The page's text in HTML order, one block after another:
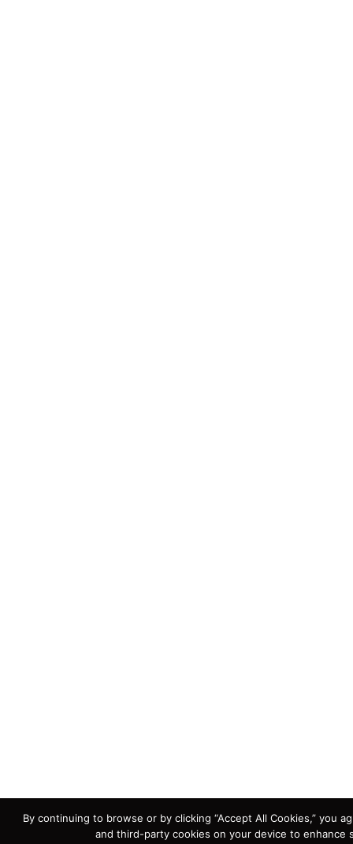
By continuing to browse or by clicking “Accept All Cookies,” you
and third-party cookies on your device to enhance